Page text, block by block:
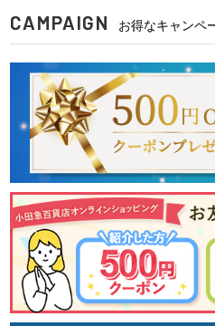
CAMPAIGN お得なキャンペ